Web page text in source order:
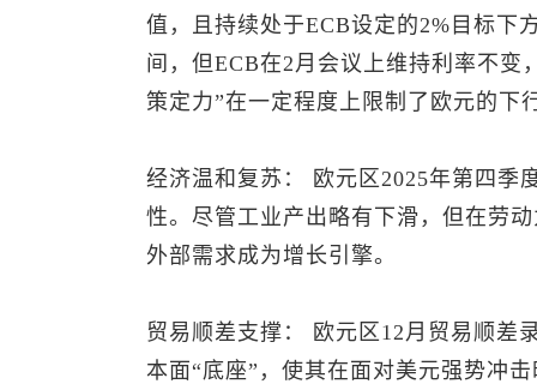
值，且持续处于ECB设定的2%目标下
间，但ECB在2月会议上维持利率不变
策定力”在一定程度上限制了欧元的下
经济温和复苏： 欧元区2025年第四季
性。尽管工业产出略有下滑，但在劳
外部需求成为增长引擎。
贸易顺差支撑： 欧元区12月贸易顺差
本面“底座”，使其在面对美元强势冲